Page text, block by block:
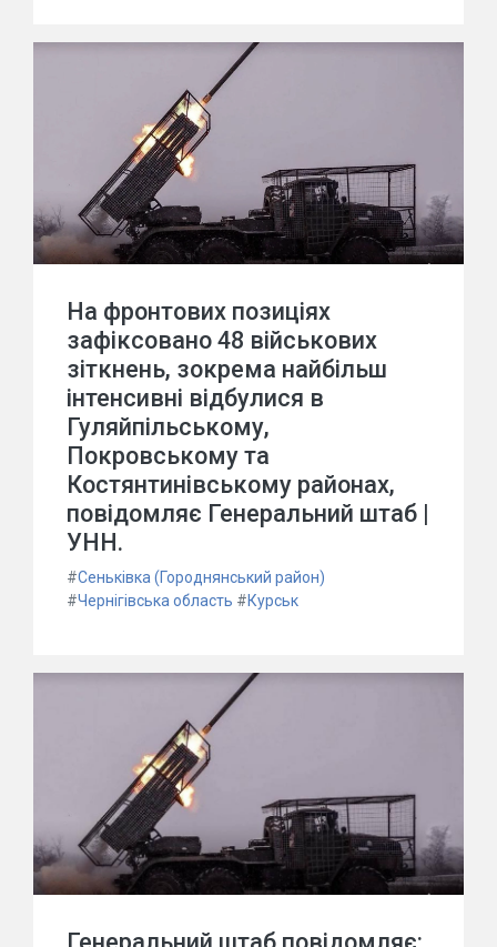
На фронтових позиціях
зафіксовано 48 військових
зіткнень, зокрема найбільш
інтенсивні відбулися в
Гуляйпільському,
Покровському та
Костянтинівському районах,
повідомляє Генеральний штаб |
УНН.
#Сеньківка (Городнянський район)
#Чернігівська область #Курськ